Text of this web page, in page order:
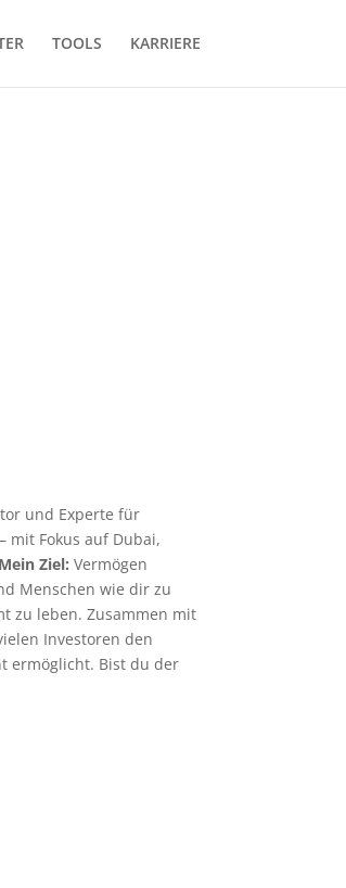
TOOLS KARRIERE
und Experte für
mit Fokus auf Dubai,
Mein Ziel: Vermögen
Menschen wie dir zu
zu leben. Zusammen mit
Investoren den
ermöglicht. Bist du der